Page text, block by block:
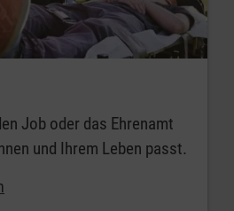
Job oder das Ehrenamt
und Ihrem Leben passt.